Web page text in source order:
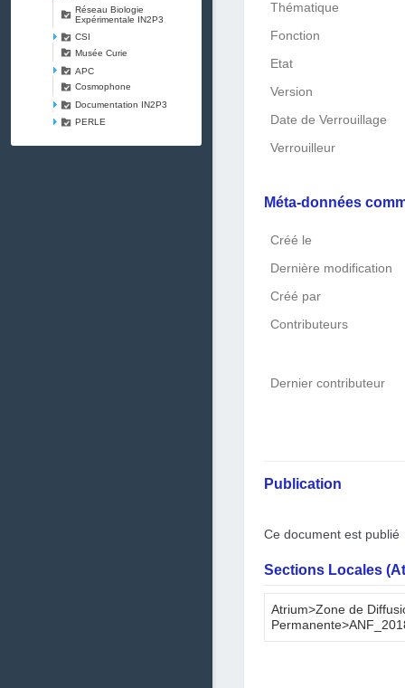
Réseau Biologie
Expérimentale IN2P3
CSI
Musée Curie
APC
Cosmophone
Documentation IN2P3
PERLE
Thématique
Fonction
Etat
Version
Date de Verrouillage
Verrouilleur
Méta-données
Créé le
Dernière modification
Créé par
Contributeurs
Dernier contributeur
Publication
Ce document est publié
Sections Locales
Atrium>Zone de